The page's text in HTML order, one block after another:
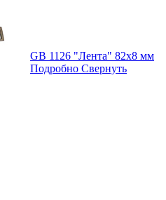
GB 1126 "Лента" 82х8 мм
Подробно Свернуть